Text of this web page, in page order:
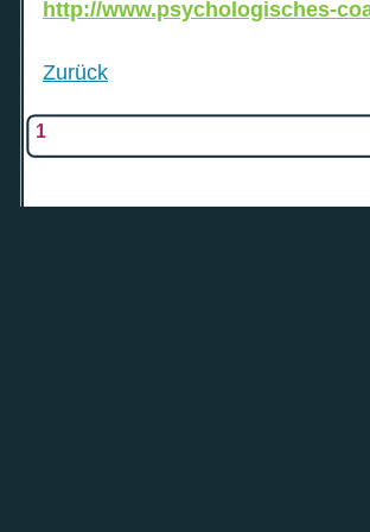
http://www.psychologisches-
Zurück
1